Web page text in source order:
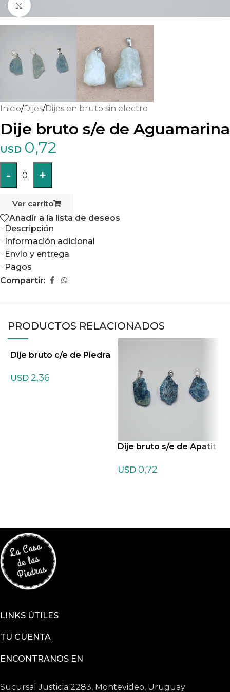
Haga clic para ampliar
Inicio/Dijes/Dijes en bruto sin electro
Dije bruto s/e de Aguamarina
USD 0,72
- 0 +
Ver carrito
Añadir a la lista de deseos
Descripción
Información adicional
Envío y entrega
Pagos
Compartir:
PRODUCTOS RELACIONADOS
Dije bruto c/e de Piedra
USD 2,36
Dije bruto s/e de Apatit
USD 0,72
LINKS ÚTILES
TU CUENTA
ENCONTRANOS EN
Sucursal Justicia 2283, Montevideo, Uruguay